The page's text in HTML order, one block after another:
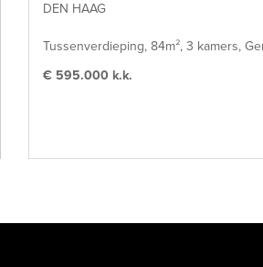
DEN HAAG
Tussenverdieping, 84m², 3 kamers,
€ 595.000 k.k.